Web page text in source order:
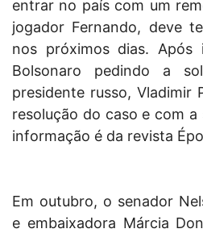
entrar no país com um
jogador Fernando, deve
nos próximos dias. Após
Bolsonaro pedindo a
presidente russo, Vladimir
resolução do caso e com
informação é da revista
Em outubro, o senador
e embaixadora Márcia